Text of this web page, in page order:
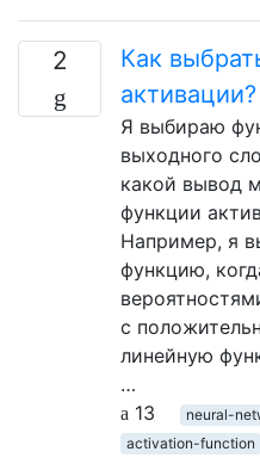
2
Как
активации?
Я выбираю
выходного
какой вывод
функции
Например, я
функцию,
с
линейную
…
13
neural-
activation-function